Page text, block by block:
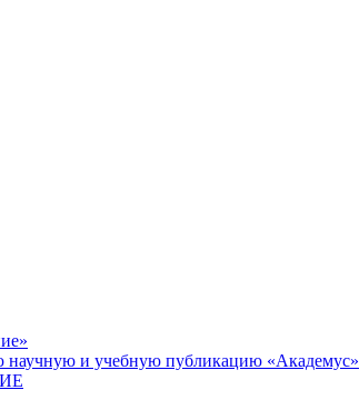
и учебную публикацию «Академус»